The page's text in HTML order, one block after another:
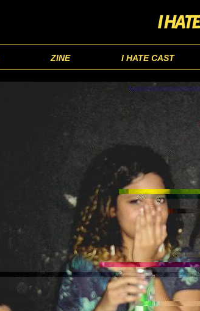
ZINE I HATE CAST